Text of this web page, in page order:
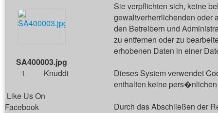
SA400003.jpg
1
Knuddi
Like Us On
Facebook
Sie verpflichten sich, keine
gewaltverherrlichenden oder
den Betreibern und
zu entfernen oder zu
erhobenen Daten in einer
Dieses System verwendet
enthalten keine
Durch das Abschließen der